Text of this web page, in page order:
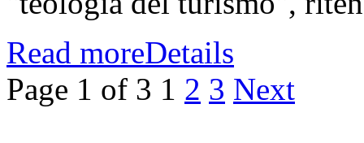
Read moreDetails
Page 1 of 3 1 2 3 Next